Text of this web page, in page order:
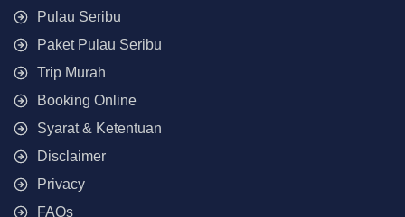
Pulau Seribu
Paket Pulau Seribu
Trip Murah
Booking Online
Syarat & Ketentuan
Disclaimer
Privacy
FAQs